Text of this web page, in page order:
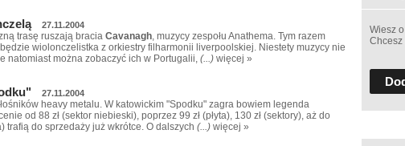
27.11.2004
trasę ruszają bracia Cavanagh, muzycy zespołu Anathema. Tym razem
wiolonczelistka z orkiestry filharmonii liverpoolskiej. Niestety muzycy nie
natomiast można zobaczyć ich w Portugalii, (...) więcej »
27.11.2004
heavy metalu. W katowickim "Spodku" zagra bowiem legenda
od 88 zł (sektor niebieski), poprzez 99 zł (płyta), 130 zł (sektory), aż do
trafią do sprzedaży już wkrótce. O dalszych (...) więcej »
Wiesz
Chcesz